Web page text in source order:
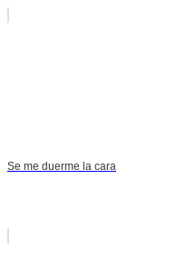
Se me duerme la cara